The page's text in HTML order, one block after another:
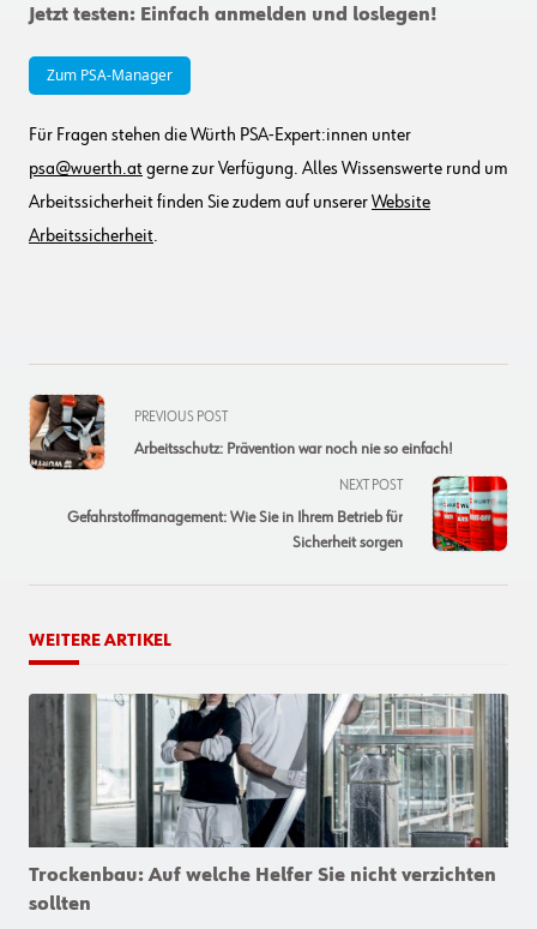
Jetzt testen: Einfach anmelden und loslegen!
Zum PSA-Manager
Für Fragen stehen die Würth PSA-Expert:innen unter
psa@wuerth.atgerne zur Verfügung. Alles Wissenswerte rund um
Arbeitssicherheit finden Sie zudem auf unsererWebsite
Arbeitssicherheit.
<span
class="nav-
subtitle
reader-
PREVIOUS POST
Arbeitsschutz: Prävention war noch nie so einfach!
NEXT POST
Gefahrstoffmanagement: Wie Sie in Ihrem Betrieb für
Sicherheit sorgen
WEITERE ARTIKEL
Trockenbau: Auf welche Helfer Sie nicht verzichten
sollten